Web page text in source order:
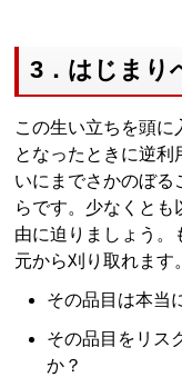
3．はじまり
この生い立ちを頭に
となったときに逆利
いにまでさかのぼる
らです。少なくとも
由に迫りましょう。
元から刈り取れます。
その品目は本当
その品目をリス
か？